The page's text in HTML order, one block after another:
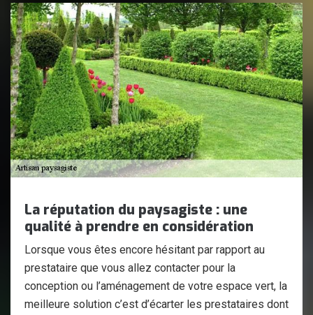
La réputation du paysagiste : une
qualité à prendre en considération
Lorsque vous êtes encore hésitant par rapport au
prestataire que vous allez contacter pour la
conception ou l’aménagement de votre espace vert, la
meilleure solution c’est d’écarter les prestataires dont